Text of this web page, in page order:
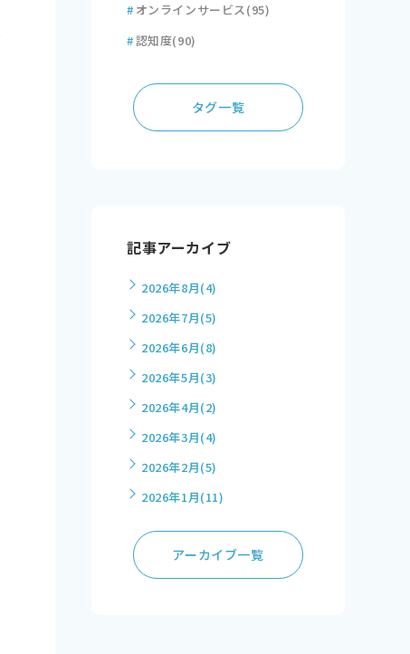
# オンラインサービス(95)
#認知度(90)
タグ一覧
記事アーカイブ
2026年8月(4)
2026年7月(5)
2026年6月(8)
2026年5月(3)
2026年4月(2)
2026年3月(4)
2026年2月(5)
2026年1月(11)
アーカイブ一覧